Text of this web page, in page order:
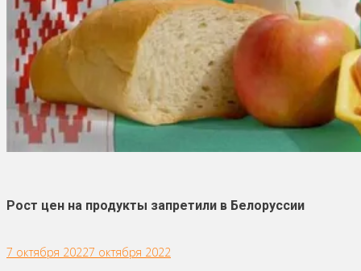
Рост цен на продукты запретили в Белоруссии
7 октября 20227 октября 2022